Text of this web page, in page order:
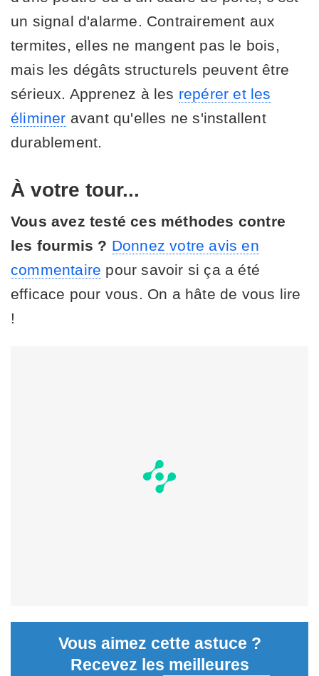
un signal d'alarme. Contrairement aux
termites, elles ne mangent pas le bois,
mais les dégâts structurels peuvent être
sérieux. Apprenez à les repérer et les
éliminer avant qu'elles ne s'installent
durablement.
À votre tour...
Vous avez testé ces méthodes contre
les fourmis ? Donnez votre avis en
commentaire pour savoir si ça a été
efficace pour vous. On a hâte de vous lire
!
Vous aimez cette astuce ?
Recevez les meilleures